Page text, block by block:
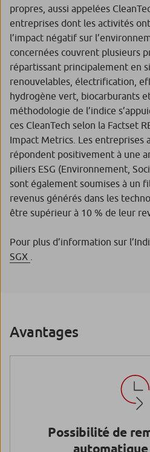
propres, aussi appelées
entreprises dont les activités
l’impact négatif sur
concernées couvrent plusieurs
répartissant principalement en
renouvelables, électrification,
hydrogène vert, biocarburants
méthodologie de l’indice
ces CleanTech selon la Factset
Impact Metrics. Les entreprises
répondent positivement à une
piliers ESG (Environnement,
sont également soumises à un
revenus générés dans les
être supérieur à 10 % de leur
Pour plus d’information sur
SGX
Avantages
Possibilité de